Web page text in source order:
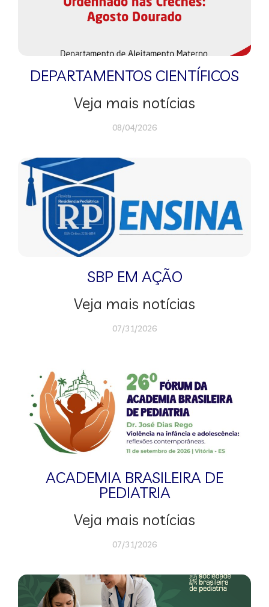
DEPARTAMENTOS CIENTÍFICOS
Veja mais notícias
08/04/2026
SBP EM AÇÃO
Veja mais notícias
07/31/2026
ACADEMIA BRASILEIRA DE
PEDIATRIA
Veja mais notícias
07/31/2026